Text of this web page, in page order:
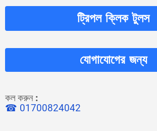
ট্রিপল ক্লিক টুলস
যোগাযোগের জন্য
কল করুন:
☎ 01700824042